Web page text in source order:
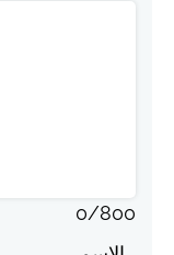
0/800